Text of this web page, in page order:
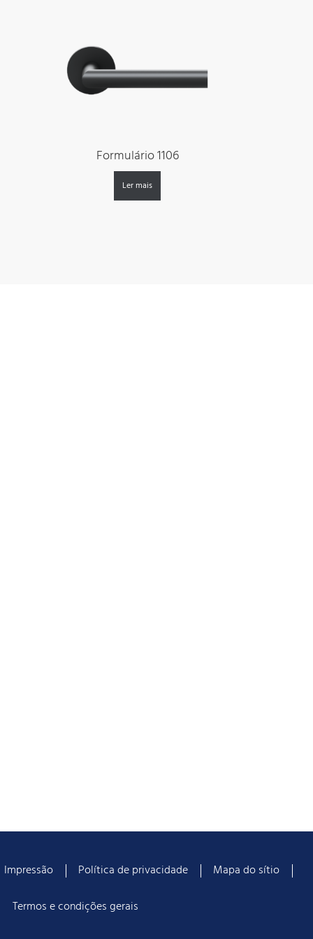
Formulário 1106
Ler mais
Impressão Política de privacidade
Mapa do sítio
Termos e condições gerais